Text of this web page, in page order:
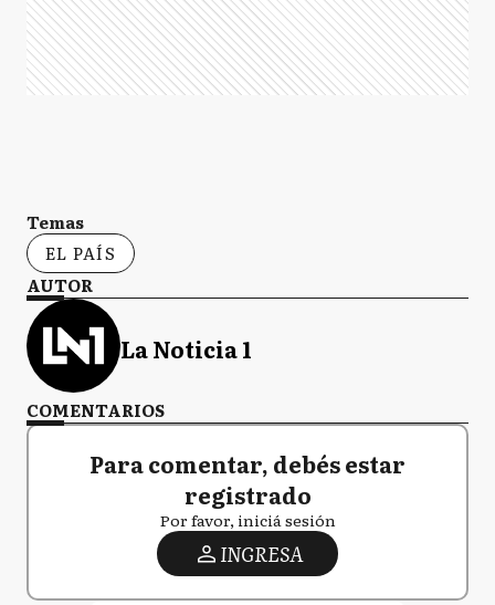
Temas
EL PAÍS
AUTOR
La Noticia 1
COMENTARIOS
Para comentar, debés estar
registrado
Por favor, iniciá sesión
INGRESA